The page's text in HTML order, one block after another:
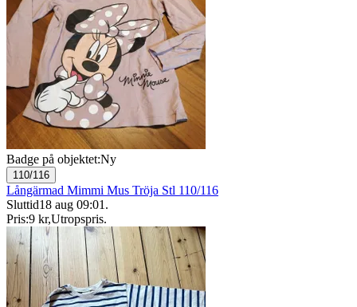
Badge på objektet:Ny
110/116
Långärmad Mimmi Mus Tröja Stl 110/116
Sluttid18 aug 09:01 .
Pris:9 kr,Utropspris.